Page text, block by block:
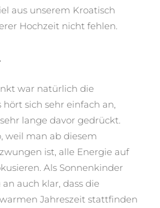
aus unserem Kroatisch
Hochzeit nicht fehlen.
war natürlich die
hört sich sehr einfach an,
lange davor gedrückt.
weil man ab diesem
ist, alle Energie auf
Als Sonnenkinder
auch klar, dass die
Jahreszeit stattfinden